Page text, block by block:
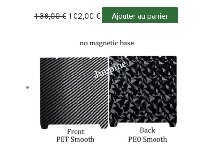
138,00€ 102,00 € Ajouter au panier